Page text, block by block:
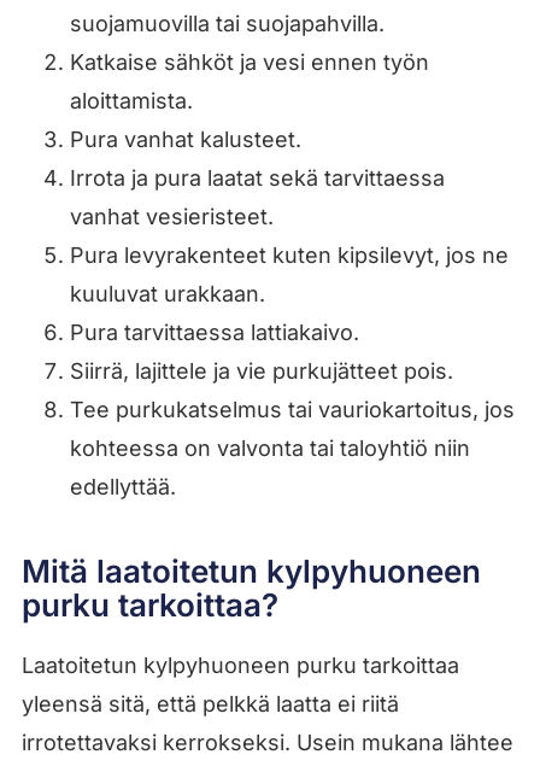
suojamuovilla tai suojapahvilla.
Katkaise sähköt ja vesi ennen työn
aloittamista.
Pura vanhat kalusteet.
Irrota ja pura laatat sekä tarvittaessa
vanhat vesieristeet.
Pura levyrakenteet kuten kipsilevyt, jos ne
kuuluvat urakkaan.
Pura tarvittaessa lattiakaivo.
Siirrä, lajittele ja vie purkujätteet pois.
Tee purkukatselmus tai vauriokartoitus, jos
kohteessa on valvonta tai taloyhtiö niin
edellyttää.
Mitä laatoitetun kylpyhuoneen
purku tarkoittaa?
Laatoitetun kylpyhuoneen purku tarkoittaa
yleensä sitä, että pelkkä laatta ei riitä
irrotettavaksi kerrokseksi. Usein mukana lähtee